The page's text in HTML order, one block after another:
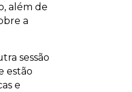
além de
a
sessão
estão
e